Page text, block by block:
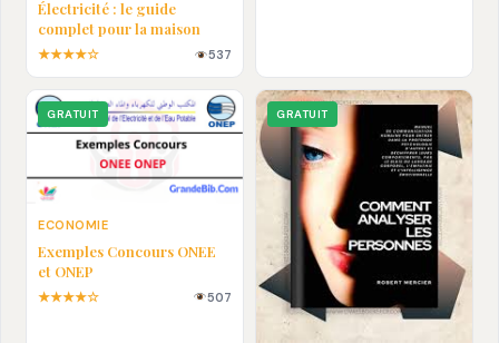
Électricité : le guide
complet pour la maison
★★★★☆ 537
GRATUIT
ECONOMIE
Exemples Concours ONEE
et ONEP
★★★★☆ 507
GRATUIT